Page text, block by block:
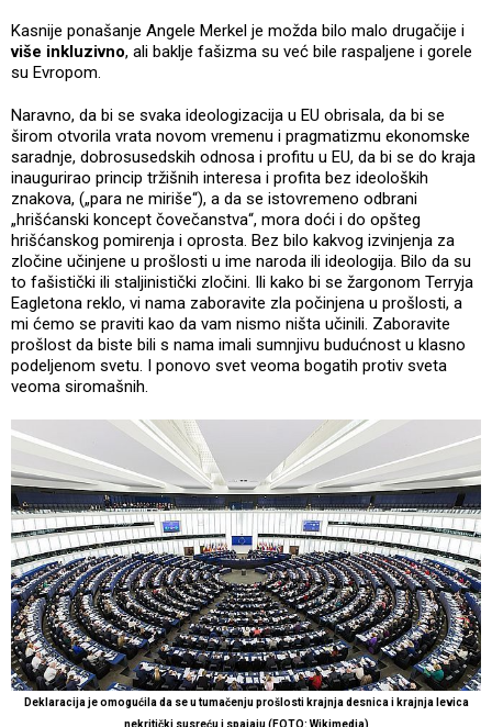
Kasnije ponašanje Angele Merkel je možda bilo malo drugačije i
više inkluzivno, ali baklje fašizma su već bile raspaljene i gorele
su Evropom.
Naravno, da bi se svaka ideologizacija u EU obrisala, da bi se
širom otvorila vrata novom vremenu i pragmatizmu ekonomske
saradnje, dobrosusedskih odnosa i profitu u EU, da bi se do kraja
inaugurirao princip tržišnih interesa i profita bez ideoloških
znakova, („para ne miriše“), a da se istovremeno odbrani
„hrišćanski koncept čovečanstva“, mora doći i do opšteg
hrišćanskog pomirenja i oprosta. Bez bilo kakvog izvinjenja za
zločine učinjene u prošlosti u ime naroda ili ideologija. Bilo da su
to fašistički ili staljinistički zločini. Ili kako bi se žargonom Terryja
Eagletona reklo, vi nama zaboravite zla počinjena u prošlosti, a
mi ćemo se praviti kao da vam nismo ništa učinili. Zaboravite
prošlost da biste bili s nama imali sumnjivu budućnost u klasno
podeljenom svetu. I ponovo svet veoma bogatih protiv sveta
veoma siromašnih.
Deklaracija je omogućila da se u tumačenju prošlosti krajnja desnica i krajnja levica
nekritički susreću i spajaju (FOTO: Wikimedia)